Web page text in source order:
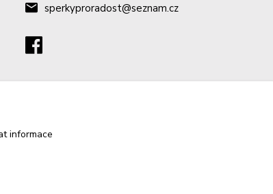
sperkyproradost@seznam.cz
informace